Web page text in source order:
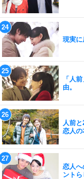
現実に
「人
由。
人前
恋人の
恋人へ
ントら